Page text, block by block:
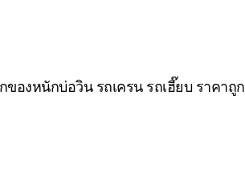
องหนักบ่อวิน รถเครน รถเฮี๊ยบ ราคาถูก